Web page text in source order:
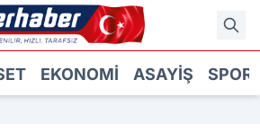
EKONOMI ASAYIŞ SPOR